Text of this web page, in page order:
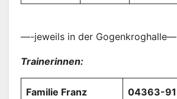
—-jeweils in der
Trainerinnen:
Familie Franz 04363-